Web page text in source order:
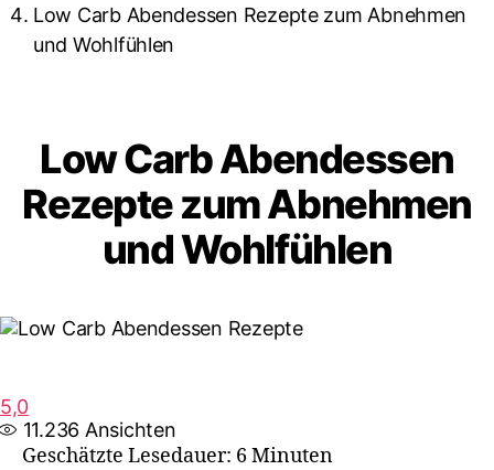
Low Carb Abendessen Rezepte zum Abnehmen
und Wohlfühlen
Low Carb Abendessen
Rezepte zum Abnehmen
und Wohlfühlen
5,0
11.236 Ansichten
Geschätzte Lesedauer: 6 Minuten